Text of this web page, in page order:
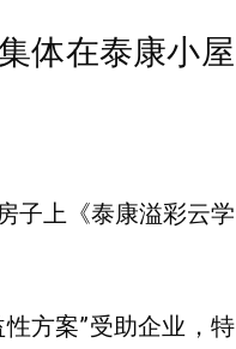
体在泰康小屋
子上《泰康溢彩云学
方案”受助企业，特